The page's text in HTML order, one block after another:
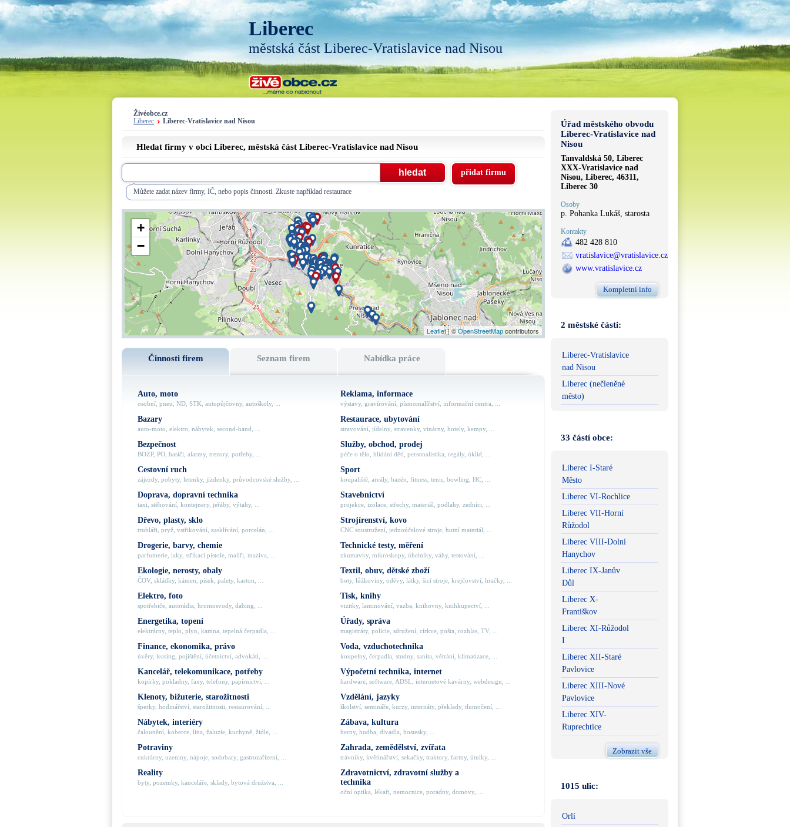
Liberec
městská část Liberec-Vratislavice nad Nisou
Živéobce.cz
Liberec
Liberec-Vratislavice nad Nisou
Hledat firmy v obci Liberec, městská část Liberec-Vratislavice nad Nisou
Můžete zadat název firmy, IČ, nebo popis činnosti. Zkuste například restaurace
přidat firmu
+
−
Leaflet| ©OpenStreetMapcontributors
Činnosti firem Seznam firem Nabídka práce
Auto, moto
osobní, pneu, ND, STK, autopůjčovny, autoškoly, ...
Bazary
auto-moto, elektro, nábytek, second-hand, ...
Bezpečnost
BOZP, PO, hasiči, alarmy, trezory, potřeby, ...
Cestovní ruch
zájezdy, pobyty, letenky, jízdenky, průvodcovské služby, ...
Doprava, dopravní technika
taxi, stěhování, kontejnery, jeřáby, výtahy, ...
Dřevo, plasty, sklo
truhláři, pryž, vstřikování, zasklívání, porcelán, ...
Drogerie, barvy, chemie
parfumerie, laky, stříkací pistole, malíři, maziva, ...
Ekologie, nerosty, obaly
ČOV, skládky, kámen, písek, palety, karton, ...
Elektro, foto
spotřebiče, autorádia, hromosvody, dabing, ...
Energetika, topení
elektrárny, teplo, plyn, kamna, tepelná čerpadla, ...
Finance, ekonomika, právo
úvěry, leasing, pojištění, účetnictví, advokáti, ...
Kancelář, telekomunikace, potřeby
kopírky, pokladny, faxy, telefony, papírnictví, ...
Klenoty, bižuterie, starožitnosti
šperky, hodinářství, starožitnosti, restaurování, ...
Nábytek, interiéry
čalounění, koberce, lina, žaluzie, kuchyně, židle, ...
Potraviny
cukrárny, uzeniny, nápoje, sodobary, gastrozařízení, ...
Reality
byty, pozemky, kanceláře, sklady, bytová družstva, ...
Reklama, informace
výstavy, gravírování, písmomalířství, informační centra, ...
Restaurace, ubytování
stravování, jídelny, stravenky, vinárny, hotely, kempy, ...
Služby, obchod, prodej
péče o tělo, hlídání dětí, personalistika, regály, úklid, ...
Sport
koupaliště, areály, bazén, fitness, tenis, bowling, HC, ...
Stavebnictví
projekce, izolace, střechy, materiál, podlahy, zedníci, ...
Strojírenství, kovo
CNC soustružení, jednoúčelové stroje, hutní materiál, ...
Technické testy, měření
zkumavky, mikroskopy, úhelníky, váhy, testování, ...
Textil, obuv, dětské zboží
boty, lůžkoviny, oděvy, látky, šicí stroje, krejčovství, hračky, ...
Tisk, knihy
vizitky, laminování, vazba, knihovny, knihkupectví, ...
Úřady, správa
magistráty, policie, sdružení, církve, pošta, rozhlas, TV, ...
Voda, vzduchotechnika
koupelny, čerpadla, studny, sanita, větrání, klimatizace, ...
Výpočetní technika, internet
hardware, software, ADSL, internetové kavárny, webdesign, ...
Vzdělání, jazyky
školství, semináře, kurzy, internáty, překlady, tlumočení, ...
Zábava, kultura
herny, hudba, divadla, hostesky, ...
Zahrada, zemědělství, zvířata
trávníky, květinářství, sekačky, traktory, farmy, útulky, ...
Zdravotnictví, zdravotní služby a
technika
oční optika, lékaři, nemocnice, poradny, domovy, ...
Úřad městského obvodu
Liberec-Vratislavice nad
Nisou
Tanvaldská 50, Liberec
XXX-Vratislavice nad
Nisou, Liberec, 46311,
Liberec 30
Osoby
p. Pohanka Lukáš, starosta
Kontakty
482 428 810
vratislavice@vratislavice.cz
www.vratislavice.cz
Kompletní info
2 městské části:
Liberec-Vratislavice
nad Nisou
Liberec (nečleněné
město)
33 částí obce:
Liberec I-Staré
Město
Liberec VI-Rochlice
Liberec VII-Horní
Růžodol
Liberec VIII-Dolní
Hanychov
Liberec IX-Janův
Důl
Liberec X-
Františkov
Liberec XI-Růžodol
I
Liberec XII-Staré
Pavlovice
Liberec XIII-Nové
Pavlovice
Liberec XIV-
Ruprechtice
Zobrazit vše
1015 ulic:
Orlí